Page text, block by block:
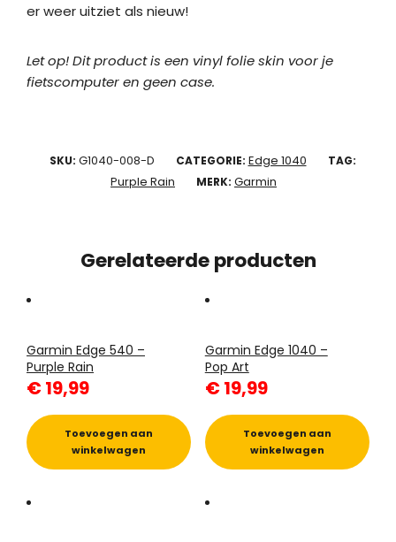
er weer uitziet als nieuw!
Let op! Dit product is een vinyl folie skin voor je
fietscomputer en geen case.
SKU: G1040-008-D CATEGORIE: Edge 1040 TAG:
Purple Rain MERK: Garmin
Gerelateerde producten
Garmin Edge 540 –
Purple Rain
€19,99
Toevoegen aan
winkelwagen
Garmin Edge 1040 –
Pop Art
€19,99
Toevoegen aan
winkelwagen